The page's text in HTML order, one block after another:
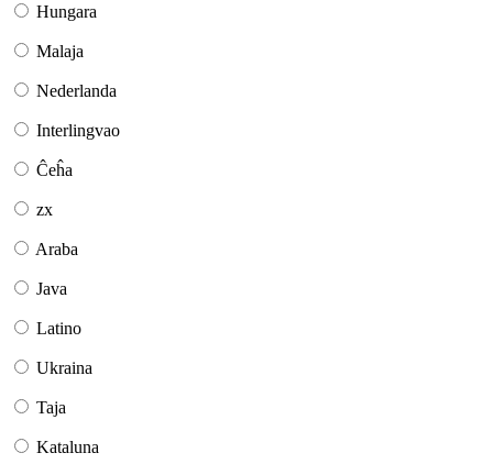
Hungara
Malaja
Nederlanda
Interlingvao
Ĉeĥa
zx
Araba
Java
Latino
Ukraina
Taja
Kataluna